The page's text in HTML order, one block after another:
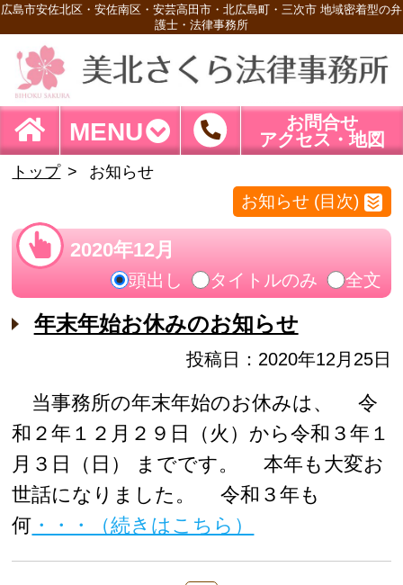
広島市安佐北区・安佐南区・安芸高田市・北広島町・三次市 地域密着型の弁
護士・法律事務所
MENU
お問合せ
アクセス・地図
トップ お知らせ
お知らせ (目次)
2020年12月
頭出し タイトルのみ 全文
年末年始お休みのお知らせ
投稿日：2020年12月25日
当事務所の年末年始のお休みは、 令
和２年１２月２９日（火）から令和３年１
月３日（日） までです。 本年も大変お
世話になりました。 令和３年も
何 ・・・（続きはこちら）